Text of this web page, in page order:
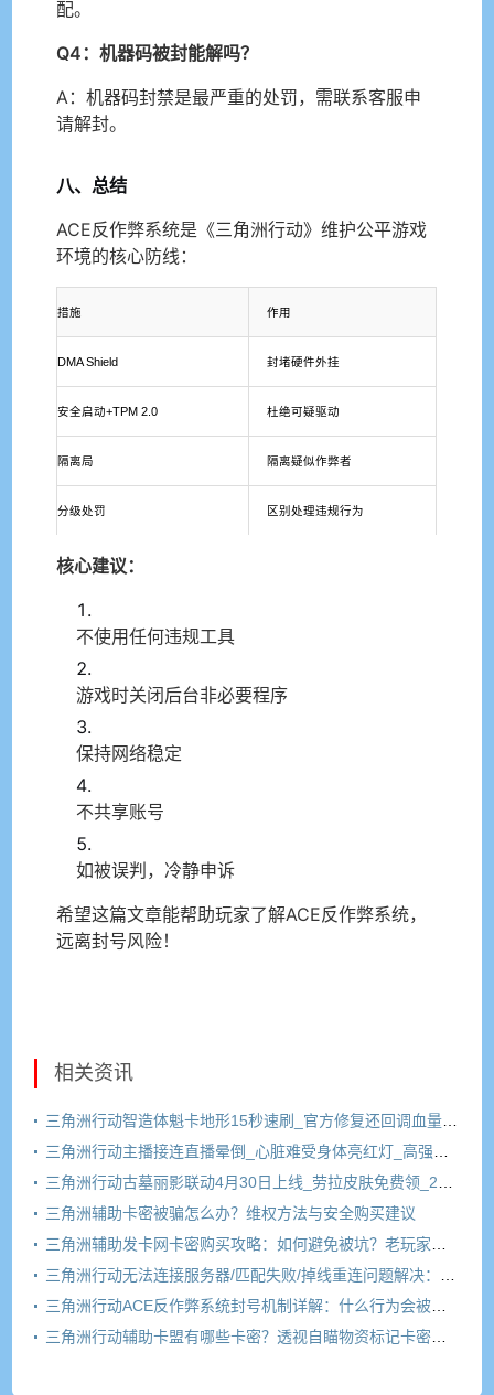
配。
Q4：机器码被封能解吗？
A：机器码封禁是最严重的处罚，需联系客服申
请解封。
八、总结
ACE反作弊系统是《三角洲行动》维护公平游戏
环境的核心防线：
措施 作用
DMA Shield 封堵硬件外挂
安全启动+TPM 2.0 杜绝可疑驱动
隔离局 隔离疑似作弊者
分级处罚 区别处理违规行为
核心建议：
不使用任何违规工具
游戏时关闭后台非必要程序
保持网络稳定
不共享账号
如被误判，冷静申诉
希望这篇文章能帮助玩家了解ACE反作弊系统，
远离封号风险！
相关资讯
三角洲辅助卡密被骗怎么办？维权方法与安全购买建议